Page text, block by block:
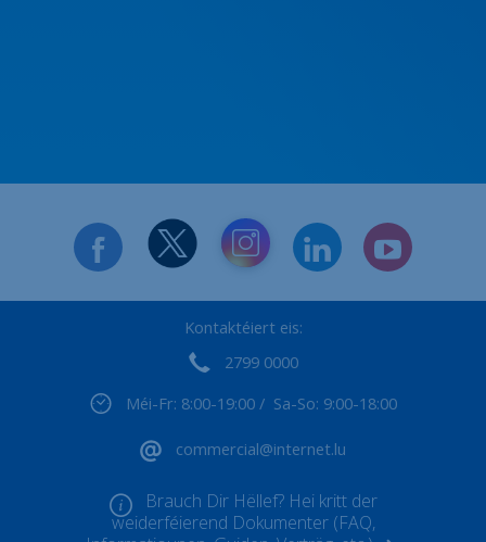
Kontaktéiert eis:
2799 0000
Méi-Fr: 8:00-19:00 / Sa-So: 9:00-18:00
commercial@internet.lu
Brauch Dir Hëllef? Hei kritt der
weiderféierend Dokumenter (FAQ,